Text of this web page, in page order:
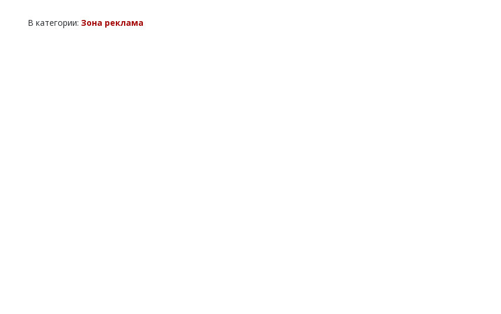
В категории: Зона реклама